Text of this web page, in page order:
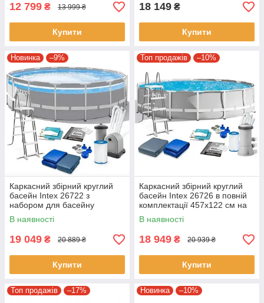
12 799 ₴ 13 999 ₴
Купити
18 149 ₴
Купити
Новинка –9%
Каркасний збірний круглий
басейн Intex 26722 з
набором для басейну
427х107 см на 12706 л сірий
В наявності
19 049 ₴ 20 889 ₴
Купити
Топ продажів –10%
Каркасний збірний круглий
басейн Intex 26726 в повній
комплектації 457х122 см на
16805 л сірий
В наявності
18 949 ₴ 20 939 ₴
Купити
Топ продажів –17% Новинка –10%